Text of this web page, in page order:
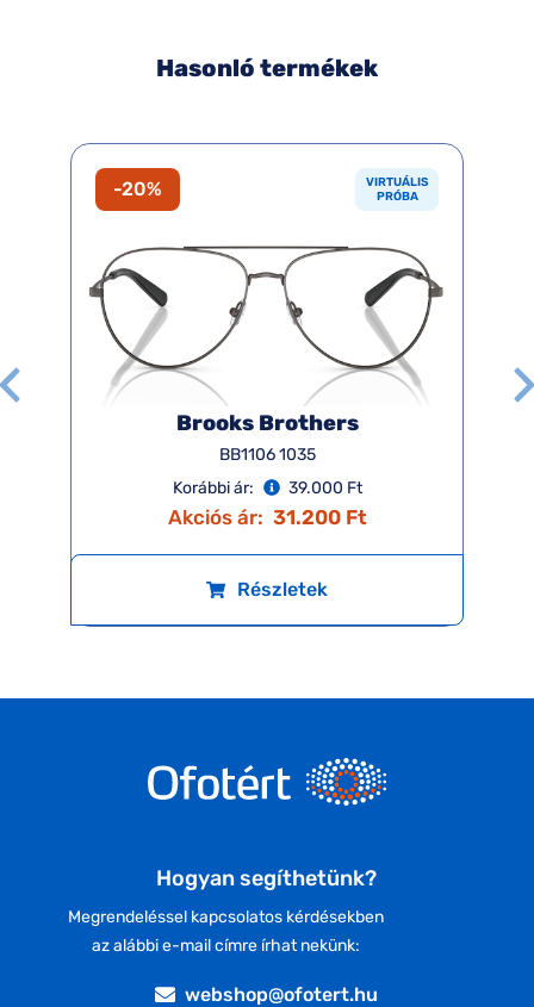
Hasonló termékek
-20%
VIRTUÁLIS
PRÓBA
Brooks Brothers
BB1106 1035
Korábbi ár:
39.000 Ft
Akciós ár: 31.200 Ft
Részletek
Hogyan segíthetünk?
Megrendeléssel kapcsolatos kérdésekben
az alábbi e-mail címre írhat nekünk:
webshop@ofotert.hu